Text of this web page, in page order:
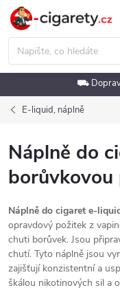
Přejít
obsah
⛟
E-liquid, náplně
Náplně do
Náplně do cigaret e-
opravdový požitek z
chuti borůvek. Jsou
chutí. Tyto náplně jsou
zajišťují konzistentní a
škálou nikotinových sil a